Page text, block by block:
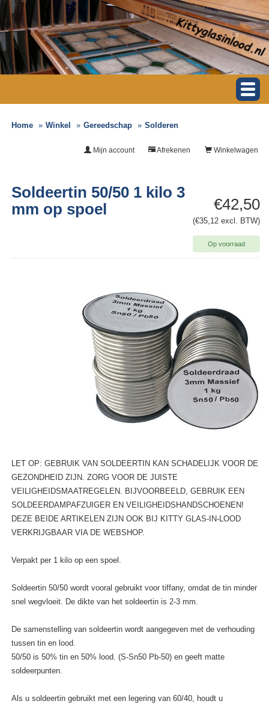
Home Winkel Gereedschap Solderen
Winkelwagen
Afrekenen
Mijn account
€42,50
(€35,12 excl. BTW)
Op voorraad
Soldeertin 50/50 1 kilo 3
mm op spoel
LET OP: GEBRUIK VAN SOLDEERTIN KAN SCHADELIJK VOOR DE
GEZONDHEID ZIJN. ZORG VOOR DE JUISTE
VEILIGHEIDSMAATREGELEN. BIJVOORBEELD, GEBRUIK EEN
SOLDEERDAMPAFZUIGER EN VEILIGHEIDSHANDSCHOENEN!
DEZE BEIDE ARTIKELEN ZIJN OOK BIJ KITTY GLAS-IN-LOOD
VERKRIJGBAAR VIA DE WEBSHOP.
Verpakt per 1 kilo op een spoel.
Soldeertin 50/50 wordt vooral gebruikt voor tiffany, omdat de tin minder
snel wegvloeit. De dikte van het soldeertin is 2-3 mm.
De samenstelling van soldeertin wordt aangegeven met de verhouding
tussen tin en lood.
50/50 is 50% tin en 50% lood. (S-Sn50 Pb-50) en geeft matte
soldeerpunten.
Als u soldeertin gebruikt met een legering van 60/40, houdt u